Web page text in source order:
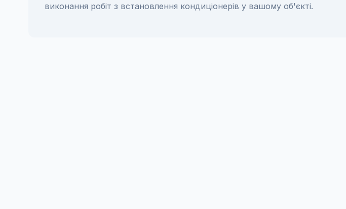
виконання робіт з встановлення кондиціонерів у вашому об'єкті.